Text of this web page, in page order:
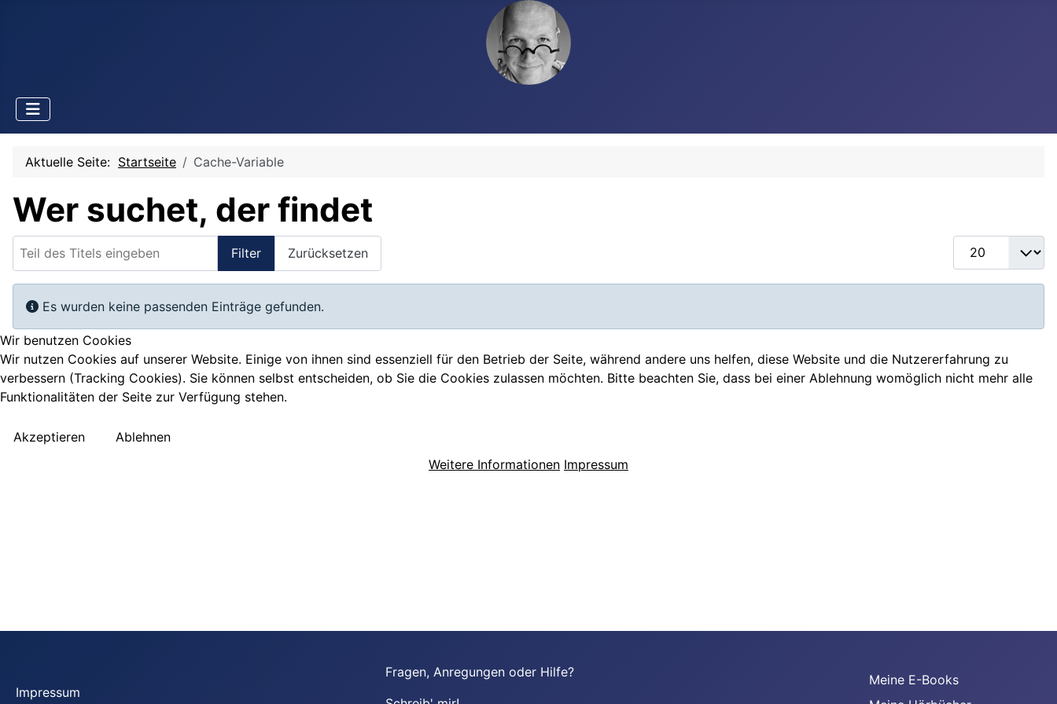
Aktuelle Seite: Startseite Cache-Variable
Wer suchet, der findet
Filter Zurücksetzen
Anzeige #
Information
Es wurden keine passenden Einträge gefunden.
Impressum
Fragen, Anregungen oder Hilfe?
Meine E-Books
Wir benutzen Cookies
Wir nutzen Cookies auf unserer Website. Einige von ihnen sind essenziell für den Betrieb der Seite, während andere uns helfen, diese Website und die Nutzererfahrung zu
verbessern (Tracking Cookies). Sie können selbst entscheiden, ob Sie die Cookies zulassen möchten. Bitte beachten Sie, dass bei einer Ablehnung womöglich nicht mehr alle
Funktionalitäten der Seite zur Verfügung stehen.
Akzeptieren
Ablehnen
Weitere Informationen Impressum